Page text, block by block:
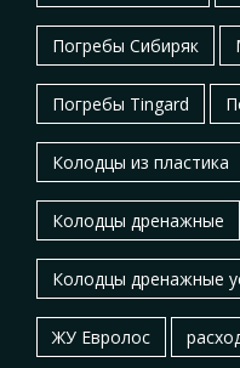
Погребы Сибиряк
Погребы Tingard
Колодцы из пластика
Колодцы дренажные
Колодцы дренажные
ЖУ Евролос